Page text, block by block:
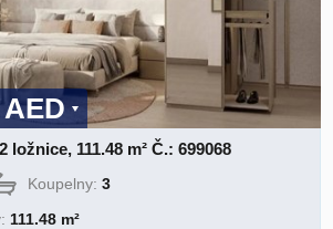
ložnice, 111.48 m² Č.: 699068
Koupelny:3
111.48 m²